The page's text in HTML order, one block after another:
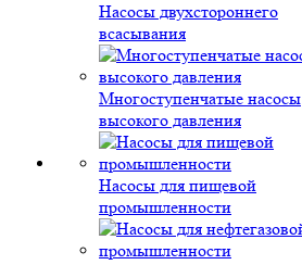
Насосы двухстороннего
всасывания
Многоступенчатые насосы
высокого давления
Насосы для пищевой
промышленности